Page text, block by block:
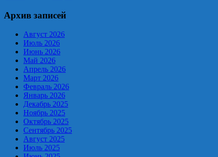
Архив записей
Август 2026
Июль 2026
Июнь 2026
Май 2026
Апрель 2026
Март 2026
Февраль 2026
Январь 2026
Декабрь 2025
Ноябрь 2025
Октябрь 2025
Сентябрь 2025
Август 2025
Июль 2025